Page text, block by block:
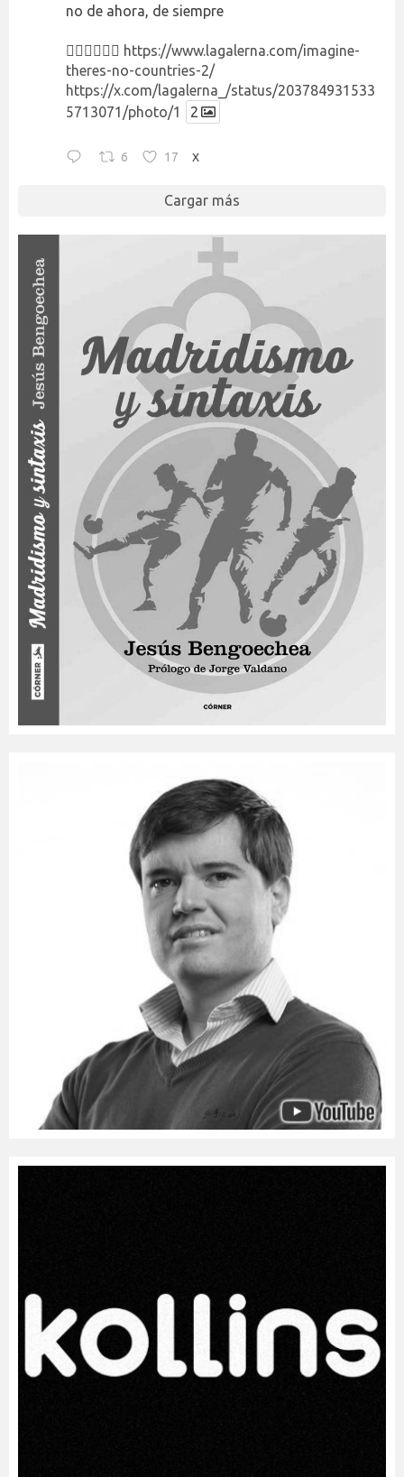
no de ahora, de siempre
👉🏻👉🏻👉🏻 https://www.lagalerna.com/imagine-
theres-no-countries-2/
https://x.com/lagalerna_/status/203784931533
5713071/photo/1
2
6 17 X
Cargar más